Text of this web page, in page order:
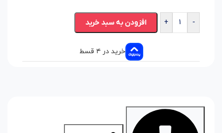
-
+ افزودن به سبد خرید
خرید در ۴ قسط